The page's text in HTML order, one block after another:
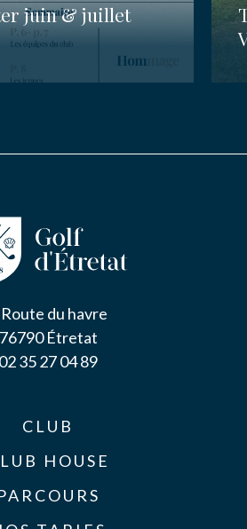
juin & juillet
du havre
76790 Étretat
02 35 27 04 89
CLUB
HOUSE